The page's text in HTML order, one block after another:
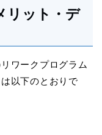
リット・デ
ワークプログラム
以下のとおりで